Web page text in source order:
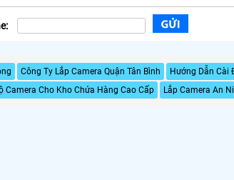
Công Ty Lắp Camera Quận Tân Bình Hướng Dẫn Cài
Camera Cho Kho Chứa Hàng Cao Cấp Lắp Camera An